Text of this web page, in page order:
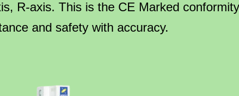
R-axis. This is the CE Marked
and safety with accuracy.